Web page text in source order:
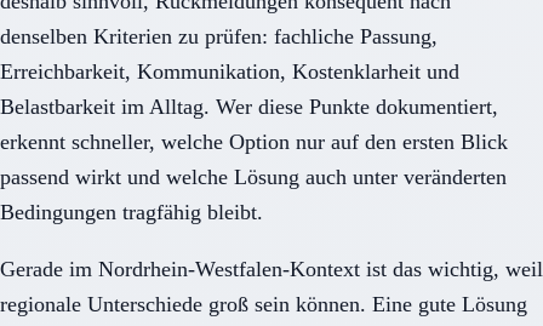
denselben Kriterien zu prüfen: fachliche Passung,
Erreichbarkeit, Kommunikation, Kostenklarheit und
Belastbarkeit im Alltag. Wer diese Punkte dokumentiert,
erkennt schneller, welche Option nur auf den ersten Blick
passend wirkt und welche Lösung auch unter veränderten
Bedingungen tragfähig bleibt.
Gerade im Nordrhein-Westfalen-Kontext ist das wichtig, weil
regionale Unterschiede groß sein können. Eine gute Lösung